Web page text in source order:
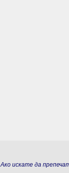
Ако искате да